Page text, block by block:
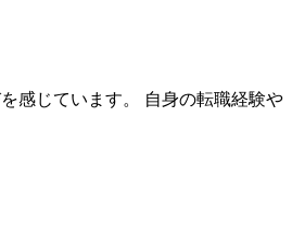
感じています。 自身の転職経験や